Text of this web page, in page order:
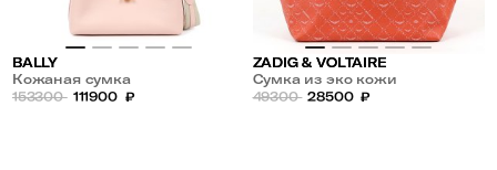
BALLY
Кожаная сумка
153300 111900 ₽
ZADIG & VOLTAIRE
Сумка из эко кожи
49300 28500 ₽